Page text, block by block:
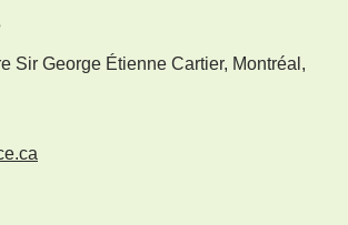
Sir George Étienne Cartier, Montréal,